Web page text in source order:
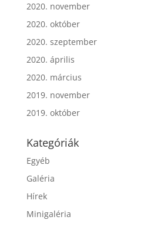
2020. november
2020. október
2020. szeptember
2020. április
2020. március
2019. november
2019. október
Kategóriák
Egyéb
Galéria
Hírek
Minigaléria